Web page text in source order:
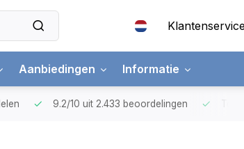
Aanbiedingen Informatie
9.2/10 uit 2.433 beoordelingen Top